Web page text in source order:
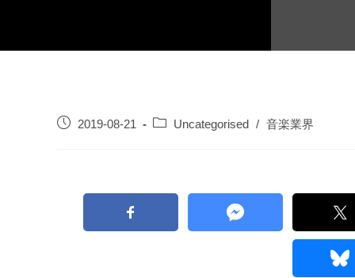
2019-08-21 Uncategorised / 音楽業界